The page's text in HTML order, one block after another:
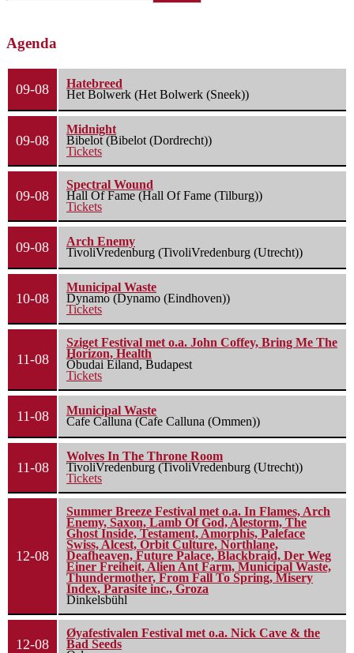
Agenda
09-08
Hatebreed
Het Bolwerk (Het Bolwerk (Sneek))
09-08
Midnight
Bibelot (Bibelot (Dordrecht))
Tickets
09-08
Spectral Wound
Hall Of Fame (Hall Of Fame (Tilburg))
Tickets
09-08
Arch Enemy
TivoliVredenburg (TivoliVredenburg (Utrecht))
10-08
Municipal Waste
Dynamo (Dynamo (Eindhoven))
Tickets
11-08
Sziget Festival met o.a. John Coffey, Bring Me The
Horizon, Health
Óbudai Eiland, Budapest
Tickets
11-08
Municipal Waste
Cafe Calluna (Cafe Calluna (Ommen))
11-08
Wolves In The Throne Room
TivoliVredenburg (TivoliVredenburg (Utrecht))
Tickets
12-08
Summer Breeze Festival met o.a. In Flames, Arch
Enemy, Saxon, Lamb Of God, Alestorm, The
Ghost Inside, Testament, Amorphis, Paleface
Swiss, Alcest, Orbit Culture, Northlane,
Deafheaven, Future Palace, Blackbraid, Der Weg
Einer Freiheit, Alien Ant Farm, Municipal Waste,
Thundermother, From Fall To Spring, Misery
Index, Parasite inc., Groza
Dinkelsbühl
12-08
Øyafestivalen Festival met o.a. Nick Cave & the
Bad Seeds